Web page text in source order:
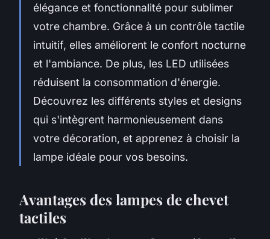
élégance et fonctionnalité pour sublimer
votre chambre. Grâce à un contrôle tactile
intuitif, elles améliorent le confort nocturne
et l'ambiance. De plus, les LED utilisées
réduisent la consommation d'énergie.
Découvrez les différents styles et designs
qui s'intègrent harmonieusement dans
votre décoration, et apprenez à choisir la
lampe idéale pour vos besoins.
Avantages des lampes de chevet
tactiles